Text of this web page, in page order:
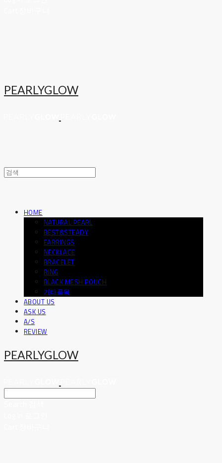
PEARLYGLOW
HOME
NATURAL PEARL
BEST&STEADY
EARRINGS
NECKLACE
BRACELET
RING
BLACK MESH POUCH
기타품목
ABOUT US
ASK US
A/S
REVIEW
PEARLYGLOW